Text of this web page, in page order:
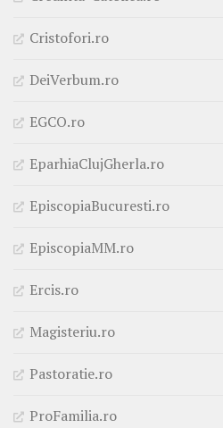
Cristofori.ro
DeiVerbum.ro
EGCO.ro
EparhiaClujGherla.ro
EpiscopiaBucuresti.ro
EpiscopiaMM.ro
Ercis.ro
Magisteriu.ro
Pastoratie.ro
ProFamilia.ro